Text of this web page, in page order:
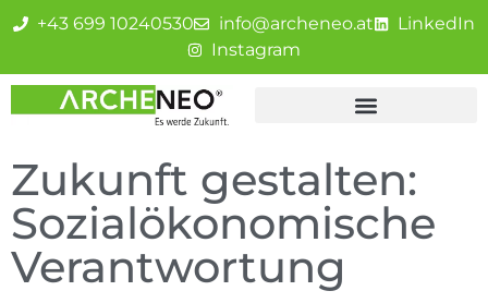
+43 699 10240530 info@archeneo.at
LinkedIn
Instagram
Zukunft gestalten:
Sozialökonomische
Verantwortung